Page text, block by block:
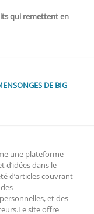
qui remettent en
DE BIG
une plateforme
d’idées dans le
d’articles couvrant
et des
site offre